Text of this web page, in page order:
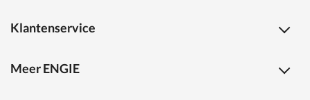
Klantenservice
Meer ENGIE